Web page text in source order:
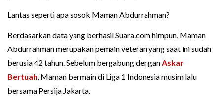
Lantas seperti apa sosok Maman Abdurrahman?
Berdasarkan data yang berhasil Suara.com himpun, Maman
Abdurrahman merupakan pemain veteran yang saat ini sudah
berusia 42 tahun. Sebelum bergabung denganAskar
Bertuah, Maman bermain di Liga 1 Indonesia musim lalu
bersama Persija Jakarta.